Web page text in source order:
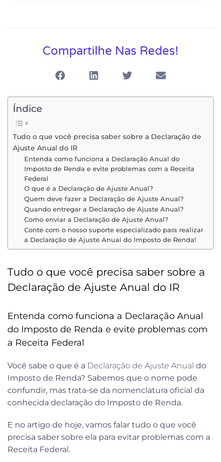
Compartilhe Nas Redes!
Índice
Tudo o que você precisa saber sobre a Declaração de
Ajuste Anual do IR
Entenda como funciona a Declaração Anual do
Imposto de Renda e evite problemas com a Receita
Federal
O que é a Declaração de Ajuste Anual?
Quem deve fazer a Declaração de Ajuste Anual?
Quando entregar a Declaração de Ajuste Anual?
Como enviar a Declaração de Ajuste Anual?
Conte com o nosso suporte especializado para realizar
a Declaração de Ajuste Anual do Imposto de Renda!
Tudo o que você precisa saber sobre a
Declaração de Ajuste Anual do IR
Entenda como funciona a Declaração Anual
do Imposto de Renda e evite problemas com
a Receita Federal
Você sabe o que é a Declaração de Ajuste Anual do
Imposto de Renda? Sabemos que o nome pode
confundir, mas trata-se da nomenclatura oficial da
conhecida declaração do Imposto de Renda.
E no artigo de hoje, vamos falar tudo o que você
precisa saber sobre ela para evitar problemas com a
Receita Federal.